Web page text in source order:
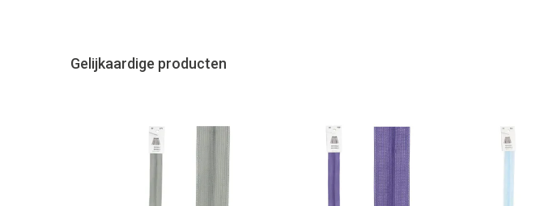
Gelijkaardige producten